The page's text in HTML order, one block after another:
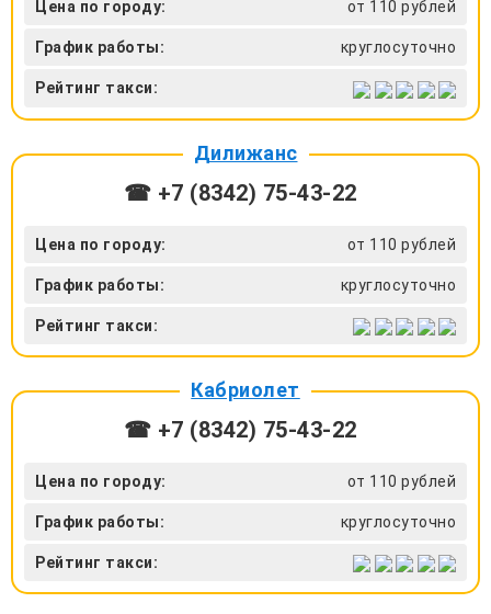
Цена по городу: от 110 рублей
График работы: круглосуточно
Рейтинг такси:
Дилижанс
☎ +7 (8342) 75-43-22
Цена по городу: от 110 рублей
График работы: круглосуточно
Рейтинг такси:
Кабриолет
☎ +7 (8342) 75-43-22
Цена по городу: от 110 рублей
График работы: круглосуточно
Рейтинг такси: